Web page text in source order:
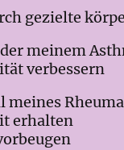
gezielte
meinem
verbessern
erhalten